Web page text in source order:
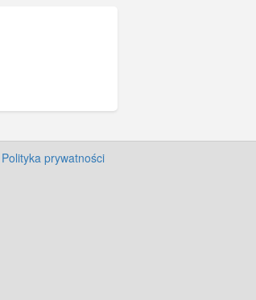
Polityka prywatności